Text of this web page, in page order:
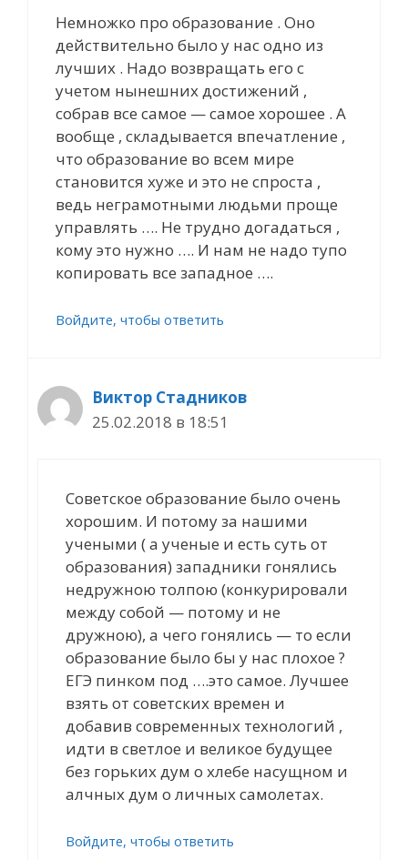
Немножко про образование . Оно
действительно было у нас одно из
лучших . Надо возвращать его с
учетом нынешних достижений ,
собрав все самое — самое хорошее . А
вообще , складывается впечатление ,
что образование во всем мире
становится хуже и это не спроста ,
ведь неграмотными людьми проще
управлять …. Не трудно догадаться ,
кому это нужно …. И нам не надо тупо
копировать все западное ….
Войдите, чтобы ответить
Виктор Стадников
25.02.2018 в 18:51
Советское образование было очень
хорошим. И потому за нашими
учеными ( а ученые и есть суть от
образования) западники гонялись
недружною толпою (конкурировали
между собой — потому и не
дружною), а чего гонялись — то если
образование было бы у нас плохое ?
ЕГЭ пинком под ….это самое. Лучшее
взять от советских времен и
добавив современных технологий ,
идти в светлое и великое будущее
без горьких дум о хлебе насущном и
алчных дум о личных самолетах.
Войдите, чтобы ответить